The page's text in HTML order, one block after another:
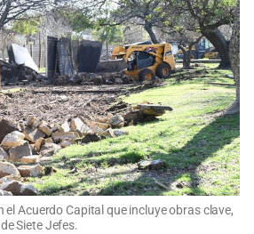
Acuerdo Capital que incluye obras clave,
Siete Jefes.